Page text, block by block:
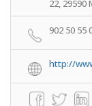
22, 29590
902 50 55
http://